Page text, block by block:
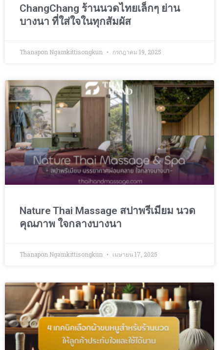
ChangChang ร้านนวดไทยเล็กๆ ย่าน
บางนา ที่ใส่ใจในทุกสัมผัส
Thanapon Ngamkittisongkun กรกฎาคม 19, 2025
Nature Thai Massage สปาพรีเมียม นวด
คุณภาพ ใจกลางบางนา
Thanapon Ngamkittisongkun เมษายน 17, 2025